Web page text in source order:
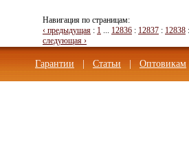
Навигация по страницам:
‹ предыдущая : 1 ... 12836 : 12837 : 12838
следующая ›
Гарантии Статьи Оптовикам